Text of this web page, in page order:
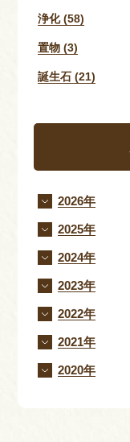
浄化 (58)
置物 (3)
誕生石 (21)
2026年
2025年
2024年
2023年
2022年
2021年
2020年